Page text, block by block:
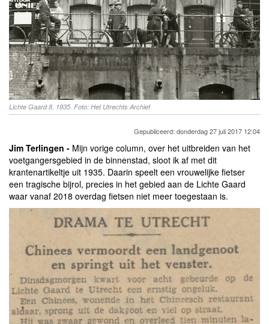
Lichte Gaard 8, 1935. Foto: Het Utrechts Archief
Gepubliceerd: donderdag 27 juli 2017 12:04
Jim Terlingen - Mijn vorige column, over het uitbreiden van het
voetgangersgebied in de binnenstad, sloot ik af met dit
krantenartikeltje uit 1935. Daarin speelt een vrouwelijke fietser
een tragische bijrol, precies in het gebied aan de Lichte Gaard
waar vanaf 2018 overdag fietsen niet meer toegestaan is.